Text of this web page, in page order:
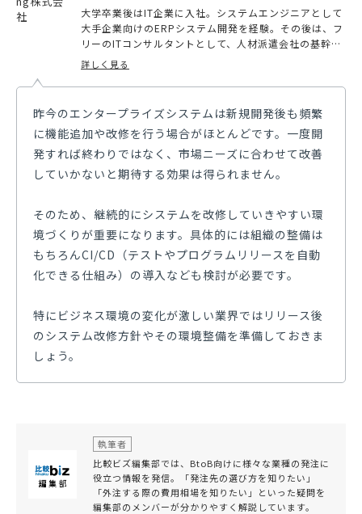
大学卒業後はIT企業に入社。システムエンジニアとして
大手企業向けのERPシステム開発を経験。その後は、フ
リーのITコンサルタントとして、人材派遣会社の基幹シ
ステムの開発、不動産会社の商業施設での販促システム
の導入、自動車メーカーでコネクティッドカー開発のプ
ロジェクト管理、SIerでのSalesforceの導入、ファッシ
導入を経験。現在は法人化し主に企業のシステム開発プ
ロジェクトを支援。
詳しく見る
昨今のエンタープライズシステムは新規開発後も頻繁
に機能追加や改修を行う場合がほとんどです。一度開
発すれば終わりではなく、市場ニーズに合わせて改善
していかないと期待する効果は得られません。
そのため、継続的にシステムを改修していきやすい環
境づくりが重要になります。具体的には組織の整備は
もちろんCI/CD（テストやプログラムリリースを自動
化できる仕組み）の導入なども検討が必要です。
特にビジネス環境の変化が激しい業界ではリリース後
のシステム改修方針やその環境整備を準備しておきま
しょう。
執筆者
比較ビズ編集部では、BtoB向けに様々な業種の発注に
役立つ情報を発信。「発注先の選び方を知りたい」
「外注する際の費用相場を知りたい」といった疑問を
編集部のメンバーが分かりやすく解説しています。